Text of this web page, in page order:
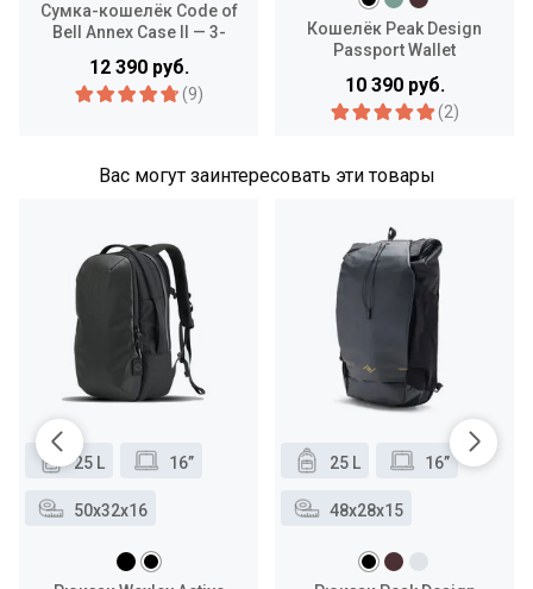
Сумка-кошелёк Code of
Bell Annex Case II — 3-
12 390 руб.
(9)
Кошелёк Peak Design
Passport Wallet
10 390 руб.
(2)
Вас могут заинтересовать эти товары
25 L 16”
50x32x16
25 L 16”
48x28x15